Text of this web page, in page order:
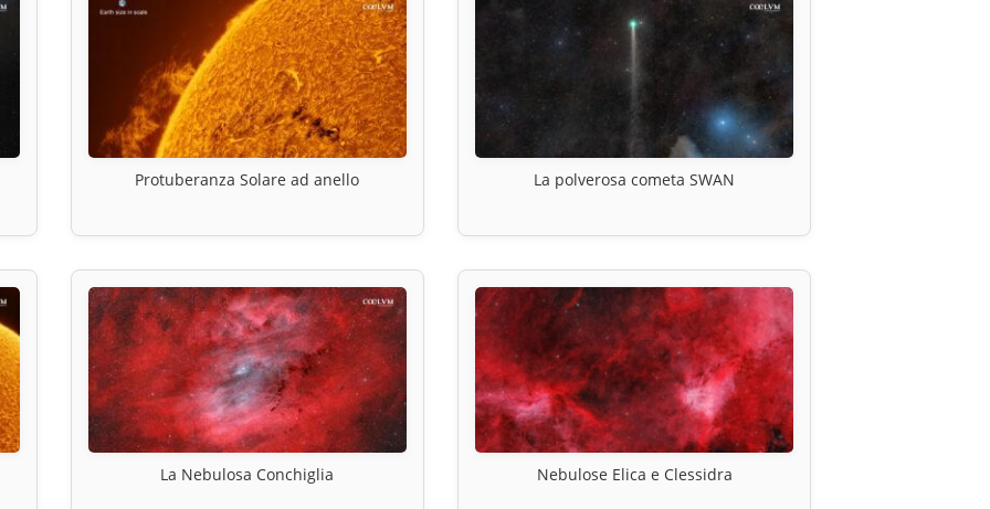
Protuberanza Solare ad anello La polverosa cometa SWAN
La Nebulosa Conchiglia Nebulose Elica e Clessidra